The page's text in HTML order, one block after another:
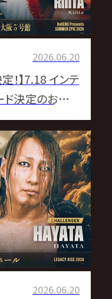
2026.06.20
！】7.18 インテ
決定のお知ら
2026.06.20